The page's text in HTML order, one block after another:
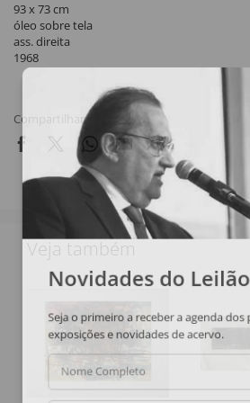
93 x 73 cm
óleo sobre tela
ass. direita
1968
Compartilhar
Veja também
Novidades do
Seja o primeiro a receber a agenda
exposições e novidades de acervo.
Nome Completo